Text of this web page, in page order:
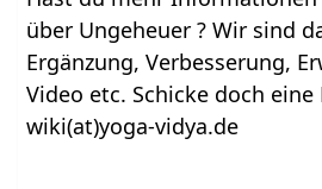
über Ungeheuer ? Wir sind
Ergänzung, Verbesserung,
Video etc. Schicke doch eine
wiki(at)yoga-vidya.de